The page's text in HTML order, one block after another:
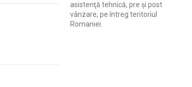
asistenţă tehnică, pre şi post
vânzare, pe întreg teritoriul
Romaniei.